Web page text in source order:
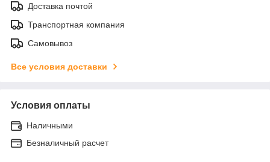
Доставка почтой
Транспортная компания
Самовывоз
Все условия доставки
Условия оплаты
Наличными
Безналичный расчет